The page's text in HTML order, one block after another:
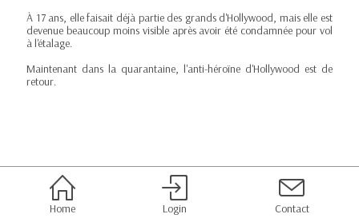
À 17 ans, elle faisait déjà partie des grands d'Hollywood, mais elle est
devenue beaucoup moins visible après avoir été condamnée pour vol
à l'étalage.
Maintenant dans la quarantaine, l'anti-héroïne d'Hollywood est de
retour.
Home Login Contact